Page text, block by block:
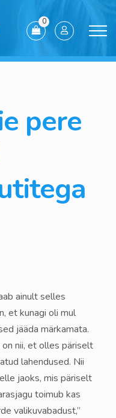
0
pere
ainult selles
et kunagi oli mul
jääda märkamata.
nii, et olles päriselt
lahendused. Nii
jaoks, mis päriselt
toimub kas
valikuvabadust,”